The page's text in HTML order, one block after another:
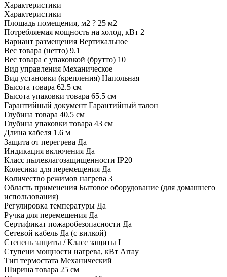
Характеристики
Характеристики
Площадь помещения, м2 ? 25 м2
Потребляемая мощность на холод, кВт 2
Вариант размещения Вертикальное
Вес товара (нетто) 9.1
Вес товара с упаковкой (брутто) 10
Вид управления Механическое
Вид установки (крепления) Напольная
Высота товара 62.5 см
Высота упаковки товара 65.5 см
Гарантийный документ Гарантийный талон
Глубина товара 40.5 см
Глубина упаковки товара 43 см
Длина кабеля 1.6 м
Защита от перегрева Да
Индикация включения Да
Класс пылевлагозащищенности IP20
Колесики для перемещения Да
Количество режимов нагрева 3
Область применения Бытовое оборудование (для домашнего
использования)
Регулировка температуры Да
Ручка для перемещения Да
Сертификат пожаробезопасности Да
Сетевой кабель Да (с вилкой)
Степень защиты / Класс защиты I
Ступени мощности нагрева, кВт Array
Тип термостата Механический
Ширина товара 25 см